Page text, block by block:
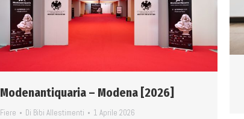
Modenantiquaria – Modena [2026]
Fiere Di Bibi Allestimenti 1 Aprile 2026